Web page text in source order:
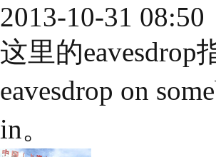
2013-10-31 08:50
这里的
eavesdrop on
in。